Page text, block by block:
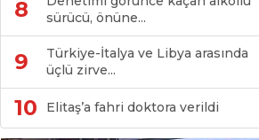
8
sürücü, önüne...
9
Türkiye-İtalya ve Libya arasında
üçlü zirve...
10 Elitaş’a fahri doktora verildi